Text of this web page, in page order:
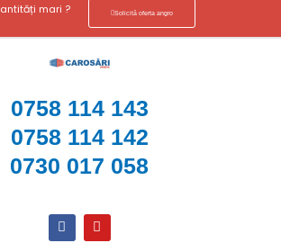
mari ? Solicită oferta angro
0758 114 143
0758 114 142
0730 017 058